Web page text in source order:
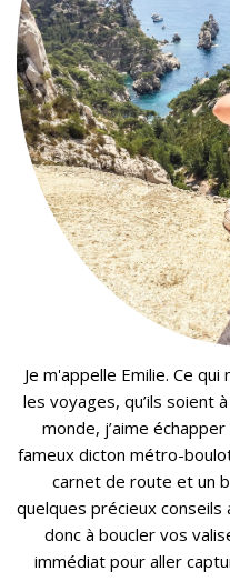
Je m'appelle Emilie. Ce
les voyages, qu’ils soient
monde, j’aime
fameux dicton métro-
carnet de route et un
quelques précieux
donc à boucler vos
immédiat pour aller